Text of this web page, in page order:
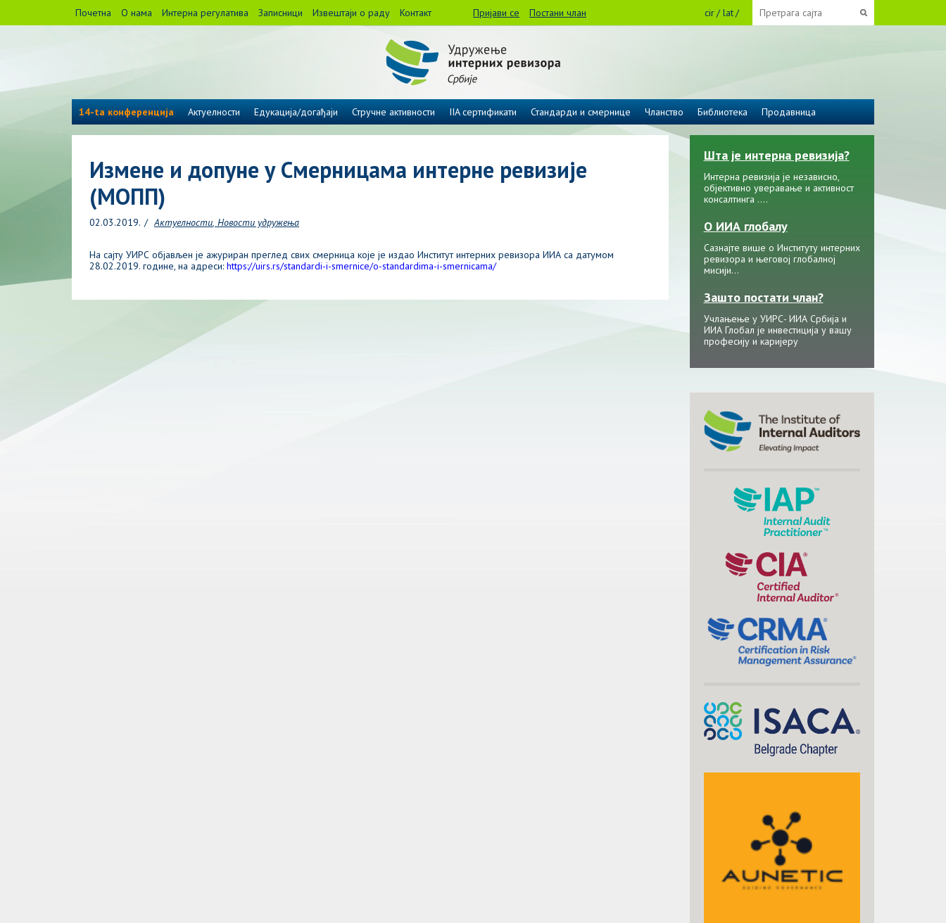
Почетна О нама Интерна регулатива Записници Извештаји о раду Контакт Пријави се Постани члан cir lat
14-ta конференција Актуелности Едукација/догађаји Стручне активности IIA сертификати Стандарди и смернице Чланство Библиотека Продавница
Измене и допуне у Смерницама интерне ревизије
(МОПП)
02.03.2019. Актуелности Новости удружења
На сајту УИРС објављен је ажуриран преглед свих смерница које је издао Институт интерних ревизора ИИА са датумом
28.02.2019. године, на адреси: https://uirs.rs/standardi-i-smernice/o-standardima-i-smernicama/
Шта је интерна ревизија?
Интерна ревизија је независно,
објективно уверавање и активност
консалтинга ....
О ИИА глобалу
Сазнајте више о Институту интерних
ревизора и његовој глобалној
мисији…
Зашто постати члан?
Учлањење у УИРС- ИИА Србија и
ИИА Глобал је инвестиција у вашу
професију и каријеру